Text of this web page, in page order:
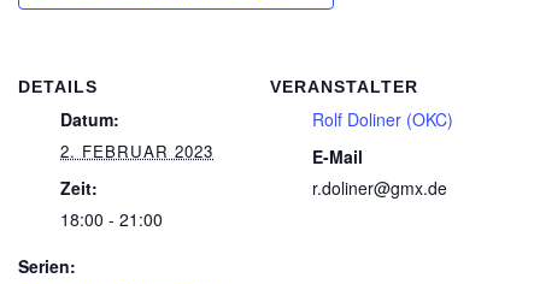
DETAILS
Datum:
2. FEBRUAR 2023
Zeit:
18:00 - 21:00
Serien:
VERANSTALTER
Rolf Doliner (OKC)
E-Mail
r.doliner@gmx.de